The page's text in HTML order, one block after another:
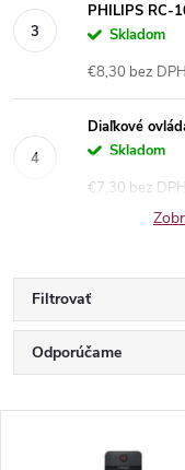
PHILIPS RC-
Skladom
€8,30 bez DPH
Diaľkové
Skladom
€7,30 bez DPH
Filtrovať
R
a
Odporúčame